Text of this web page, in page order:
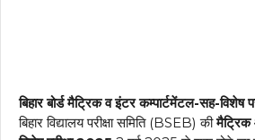
बिहार बोर्ड मैट्रिक व इंटर कम्पार्टमेंटल-सह-विशेष
बिहार विद्यालय परीक्षा समिति (BSEB) कीमैट्रिक